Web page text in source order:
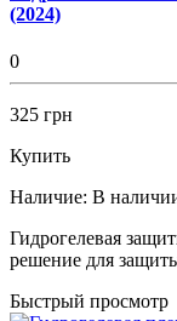
(2024)
0
325 грн
Купить
Наличие: В
Гидрогелевая
решение для
Быстрый просмотр